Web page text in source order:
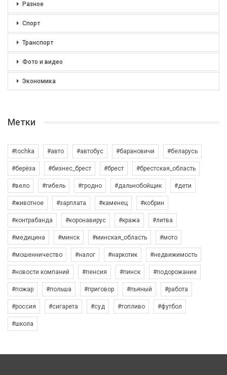
Разное
Спорт
Транспорт
Фото и видео
Экономика
Метки
#tochka #авто #автобус #барановичи #беларусь
#берёза #бизнес_брест #брест #брестская_область
#вело #гибель #гродно #дальнобойщик #дети
#животное #зарплата #каменец #кобрин
#контрабанда #коронавирус #кража #литва
#медицина #минск #минская_область #мото
#мошенничество #налог #наркотик #недвижимость
#новости компаний #пенсия #пинск #подорожание
#пожар #польша #приговор #пьяный #работа
#россия #сигарета #суд #топливо #футбол
#школа